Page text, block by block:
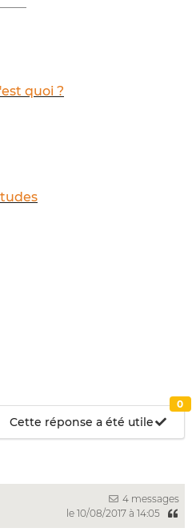
quoi ?
Cette réponse a été utile
0
4 messages
le 10/08/2017 à 14:05